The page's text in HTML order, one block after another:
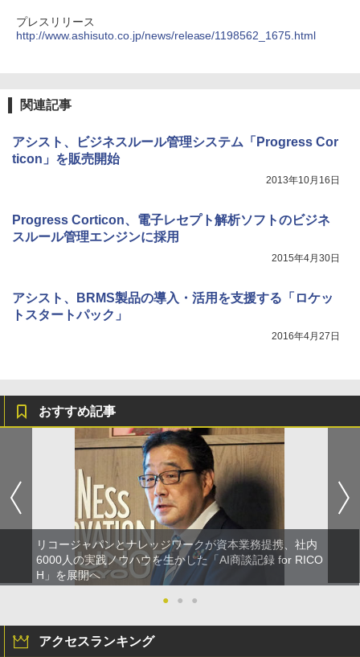
プレスリリース
http://www.ashisuto.co.jp/news/release/1198562_1675.html
関連記事
アシスト、ビジネスルール管理システム「Progress Cor
ticon」を販売開始
2013年10月16日
Progress Corticon、電子レセプト解析ソフトのビジネ
スルール管理エンジンに採用
2015年4月30日
アシスト、BRMS製品の導入・活用を支援する「ロケッ
トスタートパック」
2016年4月27日
おすすめ記事
リコージャパンとナレッジワークが資本業務提携、社内
6000人の実践ノウハウを生かした「AI商談記録 for RICO
H」を展開へ
●
● ●
アクセスランキング